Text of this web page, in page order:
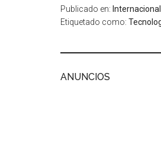
Publicado en: Internacional
Etiquetado como:
ANUNCIOS